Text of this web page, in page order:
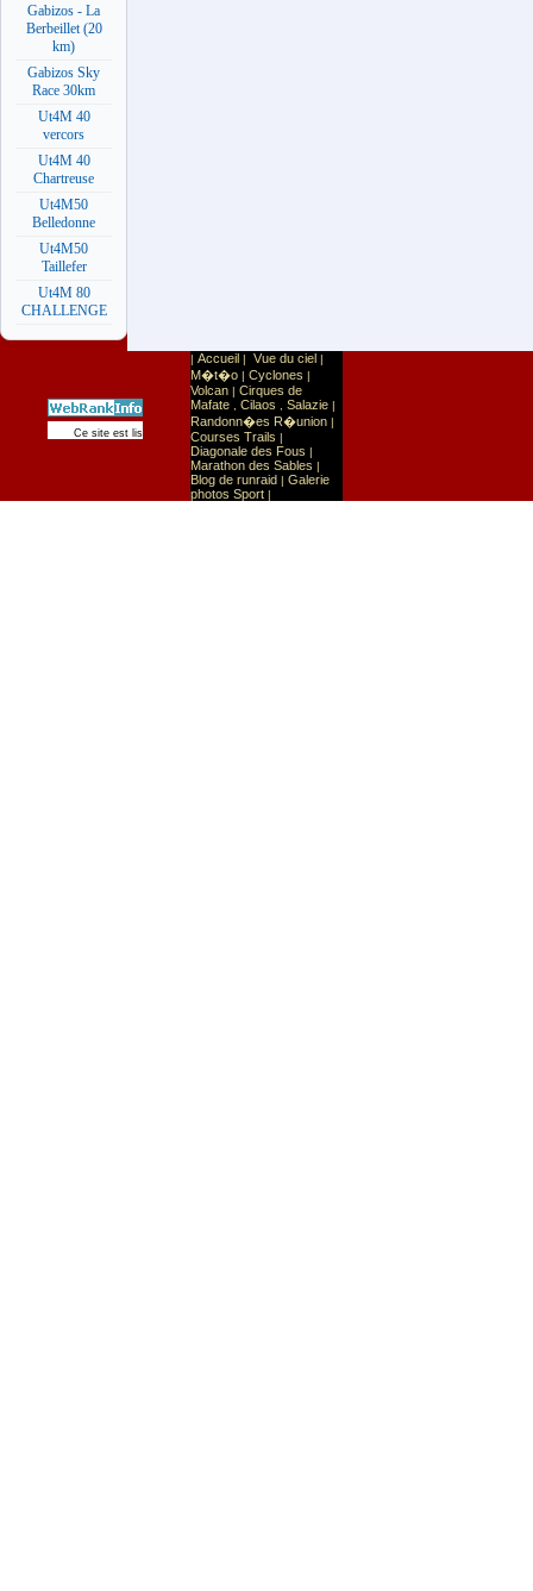
Gabizos - La
Berbeillet (20
km)
Gabizos Sky
Race 30km
Ut4M 40
vercors
Ut4M 40
Chartreuse
Ut4M50
Belledonne
Ut4M50
Taillefer
Ut4M 80
CHALLENGE
Ce site est list� dans la cat�gorieSport: Sports extr�mes
| Accueil | Vue du ciel |
M�t�o | Cyclones |
Volcan | Cirques de
Mafate
Cilaos Salazie |
Randonn�es R�union |
Courses Trails |
Diagonale des Fous |
Marathon des Sables |
Blog de runraid | Galerie
photos Sport |